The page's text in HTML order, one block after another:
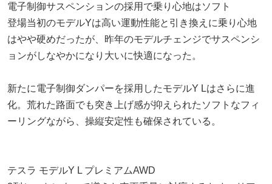
電子制御サスペンションの採用で乗り心地はソフト
登場当初のモデルYは高い運動性能と引き換えに乗り心地
はやや硬めだったが、昨年のモデルチェンジでサスペンシ
ョンがしなやかになり大いに快適になった。
新たに電子制御ダンパーを採用したモデルY Lはさらに進
化。荒れた路面でも突き上げ感が抑えられたソフトなフィ
ーリングながら、操縦安定性も確保されている。
テスラ モデルY L プレミアムAWD